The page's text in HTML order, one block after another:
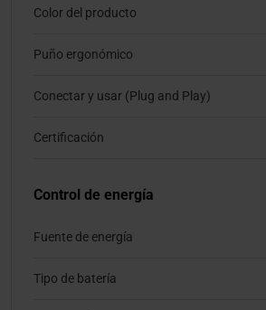
Color del producto
Puño ergonómico
Conectar y usar (Plug and Play)
Certificación
Control de energía
Fuente de energía
Tipo de batería